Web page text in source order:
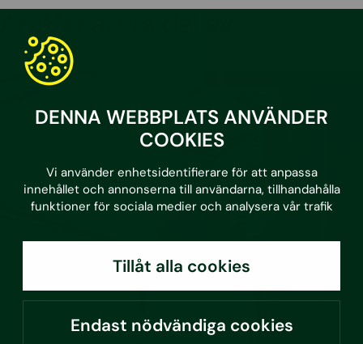
DENNA WEBBPLATS ANVÄNDER
COOKIES
Vi använder enhetsidentifierare för att anpassa
innehållet och annonserna till användarna, tillhandahålla
funktioner för sociala medier och analysera vår trafik
Tillåt alla cookies
Endast nödvändiga cookies